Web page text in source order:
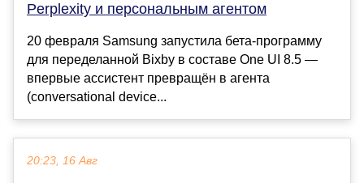
Perplexity и персональным агентом
20 февраля Samsung запустила бета-программу
для переделанной Bixby в составе One UI 8.5 —
впервые ассистент превращён в агента
(conversational device...
20:23, 16 Авг